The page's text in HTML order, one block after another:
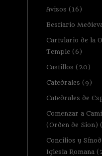
Avisos (16)
Bestiario
Cartulario de la
Temple (6)
Castillos (20)
Catedrales (9)
Catedrales de
Comenzar a
(Orden de Sion)
Concilios y
Iglesia Romana